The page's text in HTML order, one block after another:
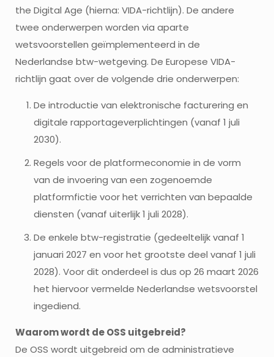
the Digital Age (hierna: VIDA-richtlijn). De andere
twee onderwerpen worden via aparte
wetsvoorstellen geïmplementeerd in de
Nederlandse btw-wetgeving. De Europese VIDA-
richtlijn gaat over de volgende drie onderwerpen:
De introductie van elektronische facturering en
digitale rapportageverplichtingen (vanaf 1 juli
2030).
Regels voor de platformeconomie in de vorm
van de invoering van een zogenoemde
platformfictie voor het verrichten van bepaalde
diensten (vanaf uiterlijk 1 juli 2028).
De enkele btw-registratie (gedeeltelijk vanaf 1
januari 2027 en voor het grootste deel vanaf 1 juli
2028). Voor dit onderdeel is dus op 26 maart 2026
het hiervoor vermelde Nederlandse wetsvoorstel
ingediend.
Waarom wordt de OSS uitgebreid?
De OSS wordt uitgebreid om de administratieve